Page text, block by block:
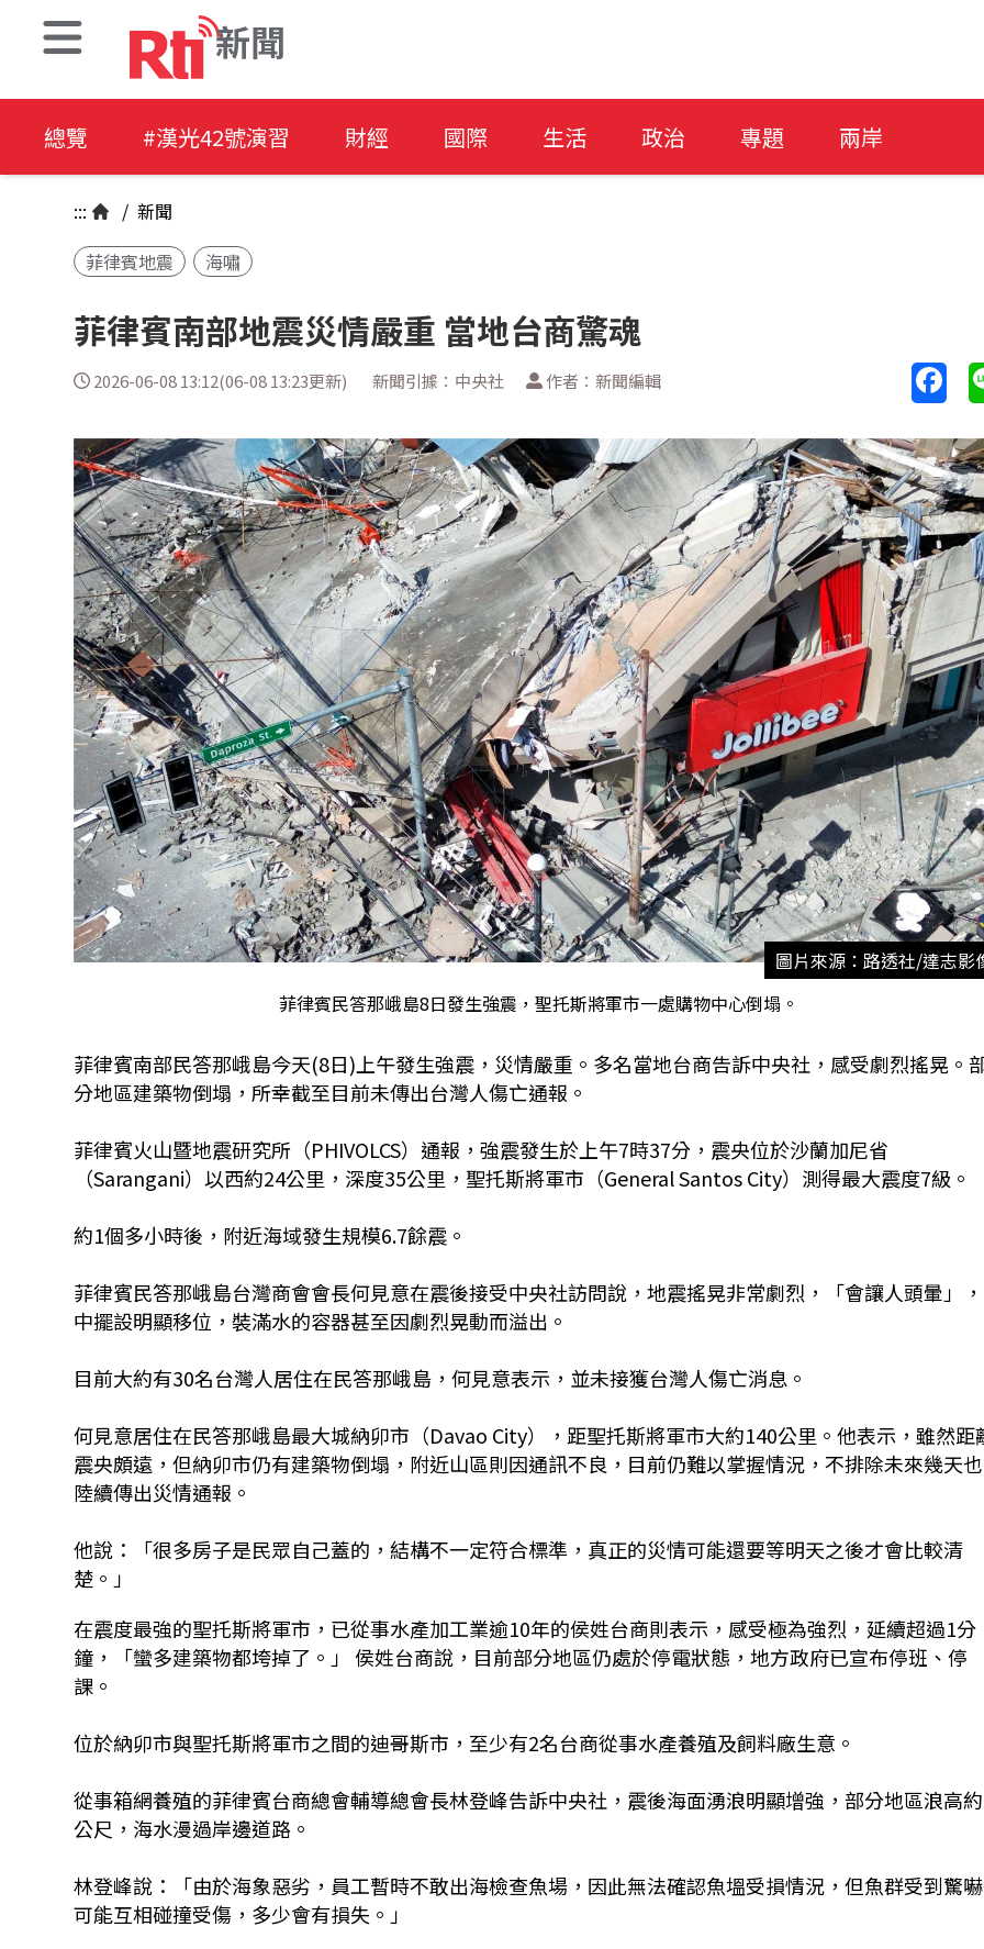
新聞
總覽 #漢光42號演習 財經 國際 生活 政治 專題 兩岸
::: / 新聞
菲律賓地震
海嘯
菲律賓南部地震災情嚴重 當地台商驚魂
2026-06-08 13:12(06-08 13:23更新) 新聞引據：中央社 作者：新聞編輯
圖片來源：路透社/達志影
菲律賓民答那峨島8日發生強震，聖托斯將軍市一處購物中心倒塌。
菲律賓南部民答那峨島今天(8日)上午發生強震，災情嚴重。多名當地台商告訴中央社，感受劇烈搖晃。
分地區建築物倒塌，所幸截至目前未傳出台灣人傷亡通報。
菲律賓火山暨地震研究所（PHIVOLCS）通報，強震發生於上午7時37分，震央位於沙蘭加尼省
（Sarangani）以西約24公里，深度35公里，聖托斯將軍市（General Santos City）測得最大震度7級。
約1個多小時後，附近海域發生規模6.7餘震。
菲律賓民答那峨島台灣商會會長何見意在震後接受中央社訪問說，地震搖晃非常劇烈，「會讓人頭暈」
中擺設明顯移位，裝滿水的容器甚至因劇烈晃動而溢出。
目前大約有30名台灣人居住在民答那峨島，何見意表示，並未接獲台灣人傷亡消息。
何見意居住在民答那峨島最大城納卯市（Davao City），距聖托斯將軍市大約140公里。他表示，雖然距
震央頗遠，但納卯市仍有建築物倒塌，附近山區則因通訊不良，目前仍難以掌握情況，不排除未來幾天
陸續傳出災情通報。
他說：「很多房子是民眾自己蓋的，結構不一定符合標準，真正的災情可能還要等明天之後才會比較清
楚。」
在震度最強的聖托斯將軍市，已從事水產加工業逾10年的侯姓台商則表示，感受極為強烈，延續超過1分
鐘，「蠻多建築物都垮掉了。」 侯姓台商說，目前部分地區仍處於停電狀態，地方政府已宣布停班、停
課。
位於納卯市與聖托斯將軍市之間的迪哥斯市，至少有2名台商從事水產養殖及飼料廠生意。
從事箱網養殖的菲律賓台商總會輔導總會長林登峰告訴中央社，震後海面湧浪明顯增強，部分地區浪高
公尺，海水漫過岸邊道路。
林登峰說：「由於海象惡劣，員工暫時不敢出海檢查魚場，因此無法確認魚塭受損情況，但魚群受到驚
可能互相碰撞受傷，多少會有損失。」